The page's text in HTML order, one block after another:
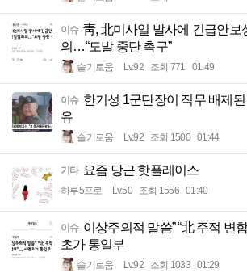
이슈 靑, 北미사일 발사에 긴급안보
의…“도발 중단 촉구”
슬기로움 Lv.92 조회 771 01:49
이슈 한기성 1군단장이 직무 배제된
유
슬기로움 Lv.92 조회 1500 01:44
기타 요즘 당근 핫플레이스
하루5프로 Lv.50 조회 1556 01:40
이슈 이상주의적 말씀” “北 주적 변
초가 통일부
슬기로움 Lv.92 조회 1033 01:29